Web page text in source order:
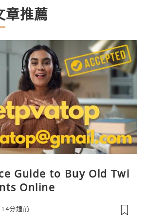
章推薦
Guide to Buy Old Twi
Online
14分鐘前